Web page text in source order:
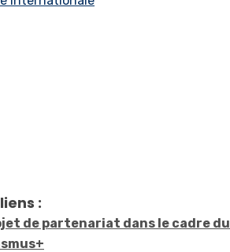
:
de partenariat dans le cadre